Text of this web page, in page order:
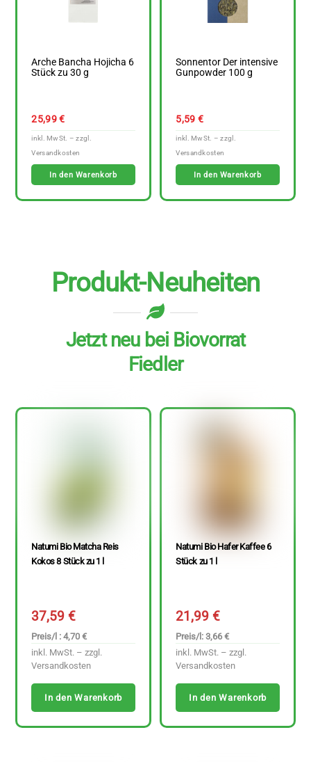
Arche Bancha Hojicha 6
Stück zu 30 g
25,99€
In den Warenkorb
Sonnentor Der intensive
Gunpowder 100 g
5,59 €
In den Warenkorb
Produkt-Neuheiten
Jetzt neu bei Biovorrat
Fiedler
Natumi Bio Matcha Reis
Kokos 8 Stück zu 1 l
37,59€
Preis/l : 4,70 €
inkl. MwSt. – zzgl.
Versandkosten
In den Warenkorb
Natumi Bio Hafer Kaffee 6
Stück zu 1 l
21,99€
Preis/l: 3,66 €
inkl. MwSt. – zzgl.
Versandkosten
In den Warenkorb